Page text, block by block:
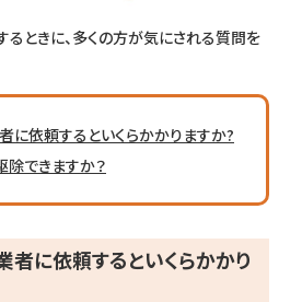
ときに、多くの方が気にされる質問を
に依頼するといくらかかりますか?
除できますか？
に依頼するといくらかかり